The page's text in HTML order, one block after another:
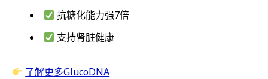
抗糖化能力强7倍
支持肾脏健康
了解更多GlucoDNA